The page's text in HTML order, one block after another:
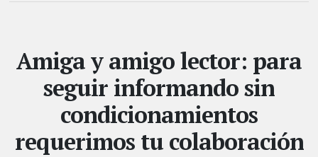
Amiga y amigo lector: para
seguir informando sin
condicionamientos
requerimos tu colaboración